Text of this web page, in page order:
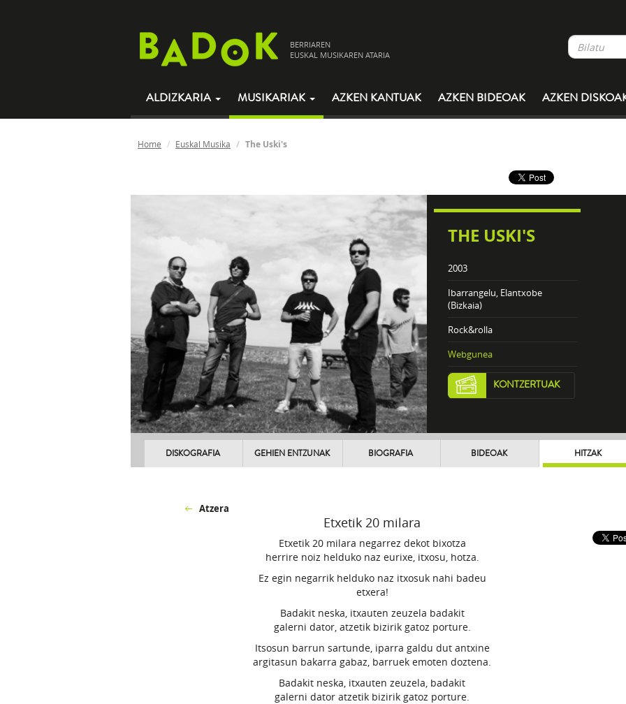
BERRIAREN
EUSKAL MUSIKAREN ATARIA
ALDIZKARIA MUSIKARIAK AZKEN KANTUAK AZKEN BIDEOAK AZKEN
Home Euskal Musika The Uski's
THE USKI'S
2003
Ibarrangelu, Elantxobe
(Bizkaia)
Rock&rolla
Webgunea
KONTZERTUAK
DISKOGRAFIA GEHIEN ENTZUNAK BIOGRAFIA BIDEOAK HITZAK
Atzera
Etxetik 20 milara
Etxetik 20 milara negarrez dekot bixotza
herrire noiz helduko naz eurixe, itxosu, hotza.
Ez egin negarrik helduko naz itxosuk nahi badeu
etxera!
Badakit neska, itxauten zeuzela badakit
galerni dator, atzetik bizirik gatoz porture.
Itsosun barrun sartunde, iparra galdu dut antxine
argitasun bakarra gabaz, barruek emoten doztena.
Badakit neska, itxauten zeuzela, badakit
galerni dator atzetik bizirik gatoz porture.